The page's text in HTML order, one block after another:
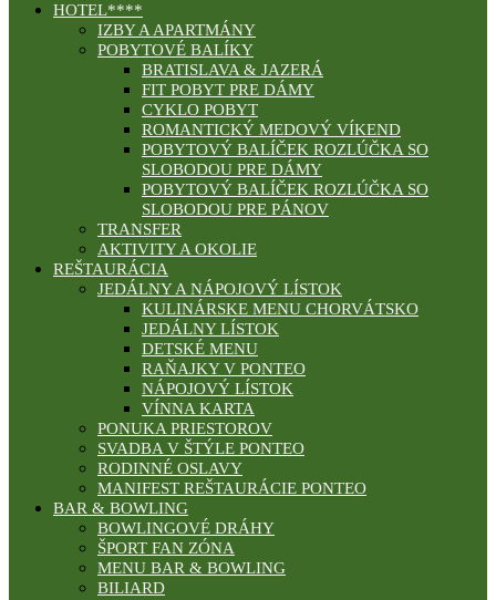
HOTEL****
IZBY A APARTMÁNY
POBYTOVÉ BALÍKY
BRATISLAVA & JAZERÁ
FIT POBYT PRE DÁMY
CYKLO POBYT
ROMANTICKÝ MEDOVÝ VÍKEND
POBYTOVÝ BALÍČEK ROZLÚČKA SO
SLOBODOU PRE DÁMY
POBYTOVÝ BALÍČEK ROZLÚČKA SO
SLOBODOU PRE PÁNOV
TRANSFER
AKTIVITY A OKOLIE
REŠTAURÁCIA
JEDÁLNY A NÁPOJOVÝ LÍSTOK
KULINÁRSKE MENU CHORVÁTSKO
JEDÁLNY LÍSTOK
DETSKÉ MENU
RAŇAJKY V PONTEO
NÁPOJOVÝ LÍSTOK
VÍNNA KARTA
PONUKA PRIESTOROV
SVADBA V ŠTÝLE PONTEO
RODINNÉ OSLAVY
MANIFEST REŠTAURÁCIE PONTEO
BAR & BOWLING
BOWLINGOVÉ DRÁHY
ŠPORT FAN ZÓNA
MENU BAR & BOWLING
BILIARD